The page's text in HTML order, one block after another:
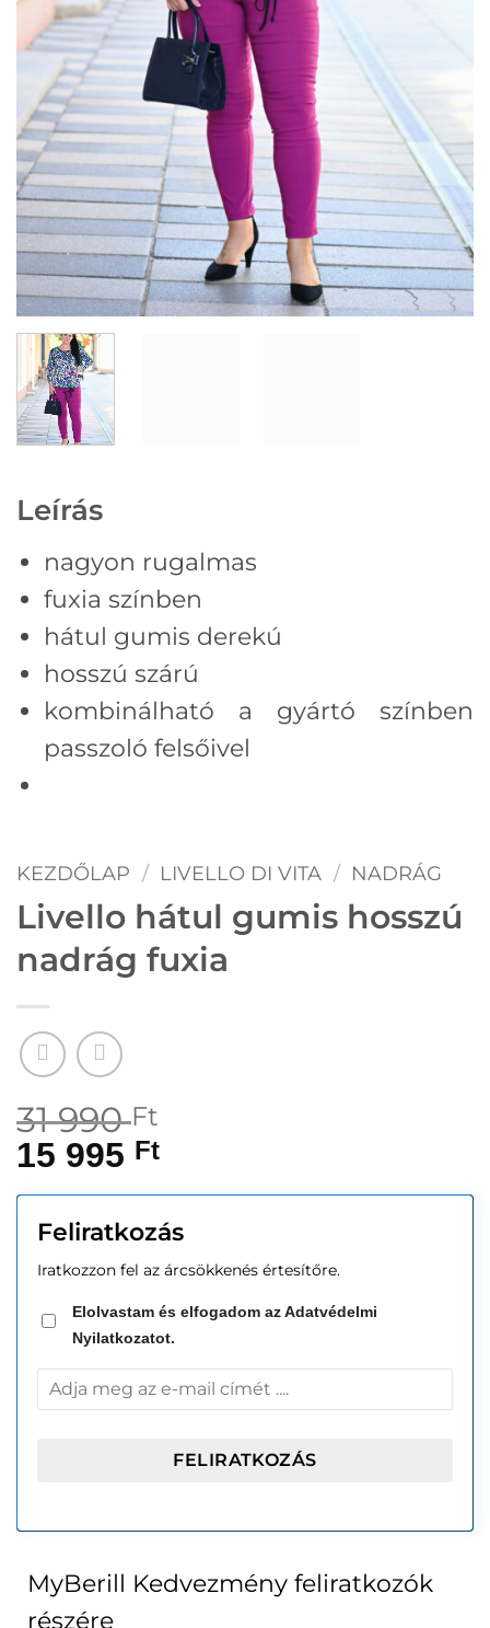
Leírás
nagyon rugalmas
fuxia színben
hátul gumis derekú
hosszú szárú
kombinálható a gyártó színben
passzoló felsőivel
KEZDŐLAP / LIVELLO DI VITA / NADRÁG
Livello hátul gumis hosszú
nadrág fuxia
31 990Ft
15 995 Ft
Feliratkozás
Iratkozzon fel az árcsökkenés értesítőre.
Elolvastam és elfogadom az Adatvédelmi
Nyilatkozatot.
MyBerill Kedvezmény feliratkozók
részére